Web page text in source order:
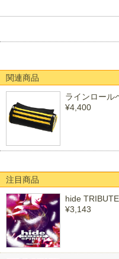
関連商品
ラインロール
¥4,400
注目商品
hide
¥3,143